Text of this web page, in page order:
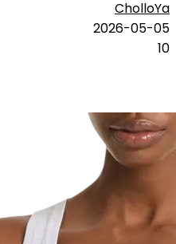
CholloYa
2026-05-05
10